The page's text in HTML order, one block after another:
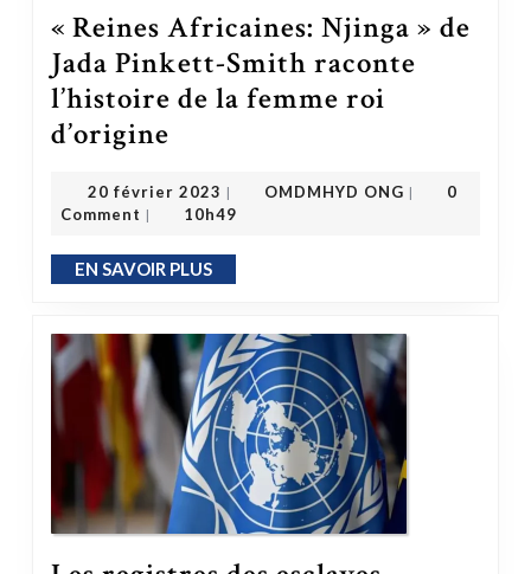
« Reines Africaines: Njinga » de
Jada Pinkett-Smith raconte
l’histoire de la femme roi
d’origine
20 février 2023 20 février 2023
| OMDMHYD ONG |
0
Comment | 10h49
EN SAVOIR PLUSEN SAVOIR PLUS